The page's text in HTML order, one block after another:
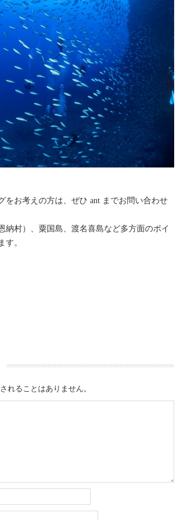
をお考えの方は、ぜひ ant までお問い合わせ
納村）、粟国島、渡名喜島など多方面のポイ
す。
れることはありません。